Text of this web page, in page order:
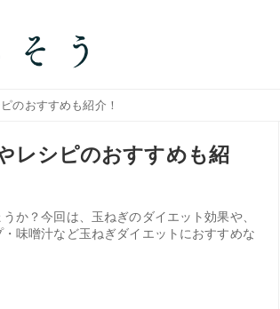
のおすすめも紹介！
レシピのおすすめも紹
か？今回は、玉ねぎのダイエット効果や、
味噌汁など玉ねぎダイエットにおすすめな